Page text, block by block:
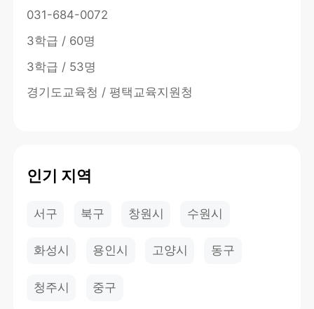
031-684-0072
3학급 / 60명
3학급 / 53명
경기도교육청 / 평택교육지원청
인기 지역
서구 북구 창원시 수원시
화성시 용인시 고양시 동구
청주시 중구